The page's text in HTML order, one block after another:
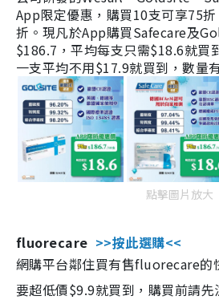
App限定優惠，購買10支可享75
折。現凡於App購買Safecare及
$186.7，平均每支只需$18.6就買
一支平均不用$17.9就買到，數量
點擊圖片放大
fluorecare >>按此選購<<
網購平台鄰住買有售fluorecare的
要超低價$9.9就買到，購買前請